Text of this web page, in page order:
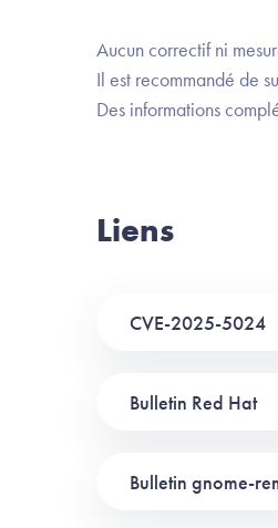
Aucun correctif ni
Il est recommandé de
Des informations
Liens
CVE-2025-5024
Bulletin Red Hat
Bulletin gnome-